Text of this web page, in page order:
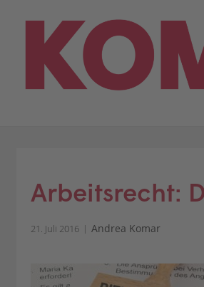
Arbeitsrecht:
21. Juli 2016 Andrea Komar